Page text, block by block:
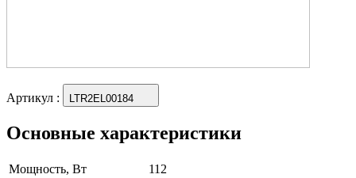
Артикул : LTR2EL00184
Основные характеристики
Мощность, Вт
112